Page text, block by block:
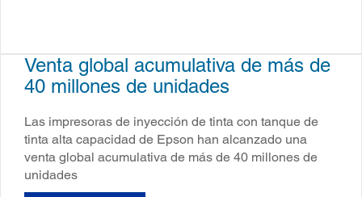
Venta global acumulativa de más de
40 millones de unidades
Las impresoras de inyección de tinta con tanque de
tinta alta capacidad de Epson han alcanzado una
venta global acumulativa de más de 40 millones de
unidades